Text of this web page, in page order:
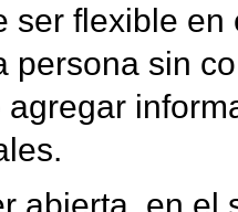
ser flexible
persona sin
abierta, en el